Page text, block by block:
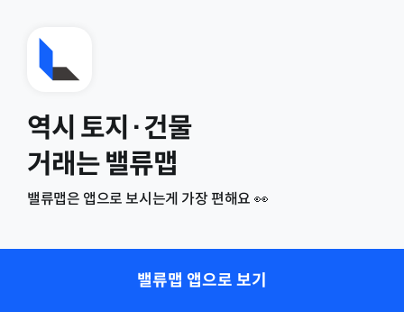
역시 토지·건물
거래는 밸류맵
밸류맵은 앱으로 보시는게 가장 편해요 👀
밸류맵 앱으로 보기